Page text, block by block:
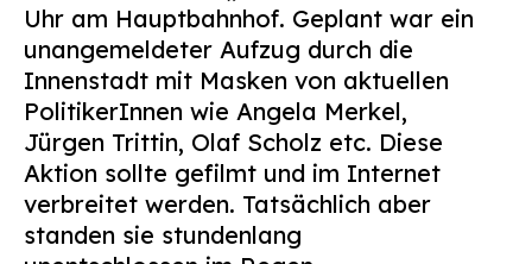
Archiv
Kontakt
Suchen
nach:
Uhr am Hauptbahnhof. Geplant war ein
unangemeldeter Aufzug durch die
Innenstadt mit Masken von aktuellen
PolitikerInnen wie Angela Merkel,
Jürgen Trittin, Olaf Scholz etc. Diese
Aktion sollte gefilmt und im Internet
verbreitet werden. Tatsächlich aber
standen sie stundenlang